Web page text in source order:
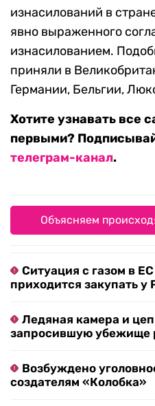
изнасилований в
явно выраженного
изнасилованием.
приняли в
Германии, Бельгии,
Хотите узнавать все
первыми?
телеграм-канал.
Объясняем
Ситуация с газом в
приходится закупать у
Ледяная камера и
запросившую убежище
Возбуждено
создателям «Колобка»